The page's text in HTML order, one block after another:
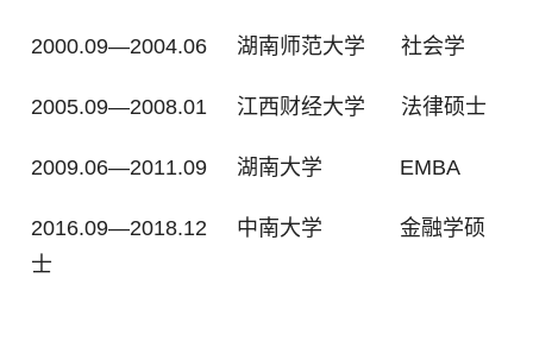
2000.09—2004.06 湖南师范大学 社会学
2005.09—2008.01 江西财经大学 法律硕士
2009.06—2011.09 湖南大学 EMBA
2016.09—2018.12 中南大学 金融学硕
士